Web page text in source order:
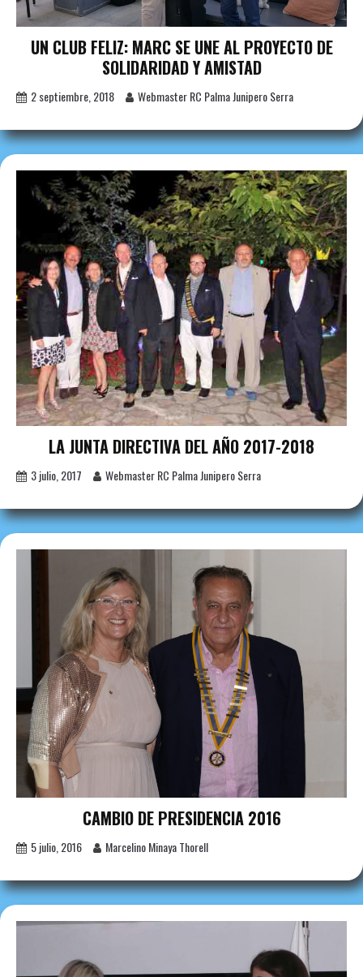
UN CLUB FELIZ: MARC SE UNE AL PROYECTO DE
SOLIDARIDAD Y AMISTAD
2 septiembre, 2018 Webmaster RC Palma Junipero Serra
LA JUNTA DIRECTIVA DEL AÑO 2017-2018
3 julio, 2017 Webmaster RC Palma Junipero Serra
CAMBIO DE PRESIDENCIA 2016
5 julio, 2016 Marcelino Minaya Thorell